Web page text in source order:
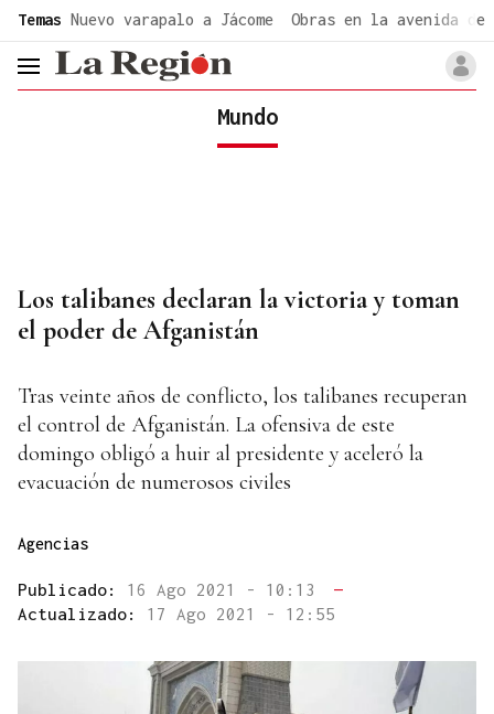
Temas Nuevo varapalo a Jácome Obras en la avenida de
header.menu.open
Mundo
Los talibanes declaran la victoria y toman
el poder de Afganistán
Tras veinte años de conflicto, los talibanes recuperan
el control de Afganistán. La ofensiva de este
domingo obligó a huir al presidente y aceleró la
evacuación de numerosos civiles
Agencias
Publicado: 16 Ago 2021 - 10:13
—
Actualizado: 17 Ago 2021 - 12:55